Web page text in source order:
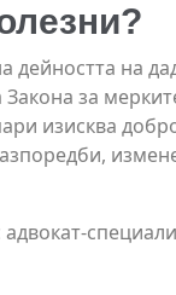
дейността на
Закона за
изисква